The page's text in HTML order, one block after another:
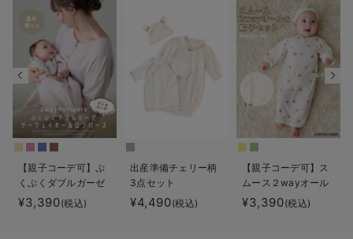
ベビー セットアップ
スタイ・よだれかけ（新生児・ベビー）
ベビー帽子（新生児・乳児）
新生児スリーパー・ベビーパジャマ
ベビー リュック
ベビー 小物
授乳・調乳・お食事
哺乳瓶
赤ちゃん 洗剤・洗濯用品・お掃除
赤ちゃん お風呂・ベビースキンケア
おむつ関連グッズ
ブラトップ
親子セット
快適機能ウェア特集 トップス
快適機能ウェア特集 ボトムス
快適機能ウェア特集 パジャマ
erbaviva（エルバビーバ）
安心の日本製。先輩ママが買ってよかった！本当に必要な出産準備品
ベビー
あったかアイテム｜
もらって嬉しいギフト
かわいくておもしろ
何枚あっても嬉しい
長く使えるアイテム
お部屋映えアイテム
裏起毛素材
【親子コーデ可】ぷ
くぷくダブルガーゼ
ツーウェイオール
（2wayオール） ロ
¥3,390(税込)
出産準備チェリー柄
3点セット
¥4,490(税込)
【親子コーデ可】ス
ムース２wayオール
&帽子セット
¥3,390(税込)